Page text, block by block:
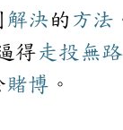
解決的 方法
得走投無路
賭博 。